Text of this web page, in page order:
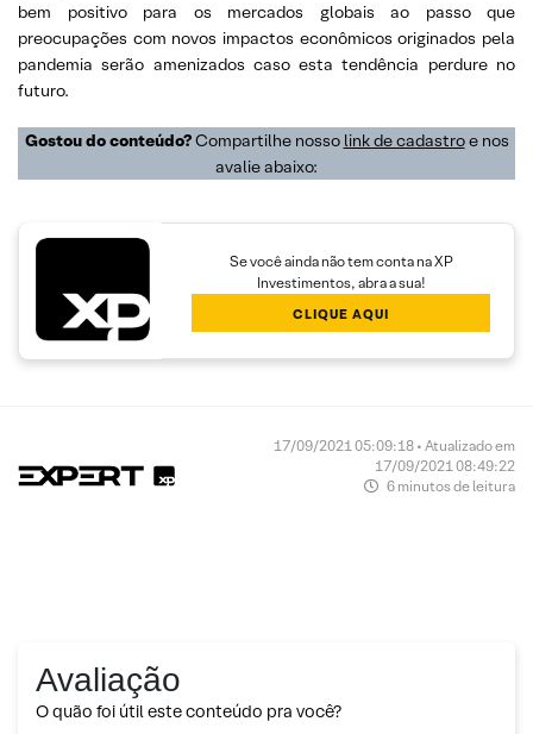
bem positivo para os mercados globais ao passo que
preocupações com novos impactos econômicos originados pela
pandemia serão amenizados caso esta tendência perdure no
futuro.
Gostou do conteúdo?Compartilhe nosso link de cadastroe nos
avalie abaixo:
Se você ainda não tem conta na XP
Investimentos, abra a sua!
CLIQUE AQUI
17/09/2021 05:09:18 • Atualizado em
17/09/2021 08:49:22
6 minutos de leitura
Avaliação
O quão foi útil este conteúdo pra você?